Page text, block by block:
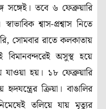
সঙ্গেই। তবে ৬ ফেব্রুয়ারি
শ্বাস-প্রশ্বাস নিতে
সোমবার রাতে কলকাতায়
বিমানবন্দরেই অসুস্থ হয়ে
হয়। ১৮ ফেব্রুয়ারি
ক্রিয়া। বাঙালির
তলিয়ে যায় মৃত্যুর